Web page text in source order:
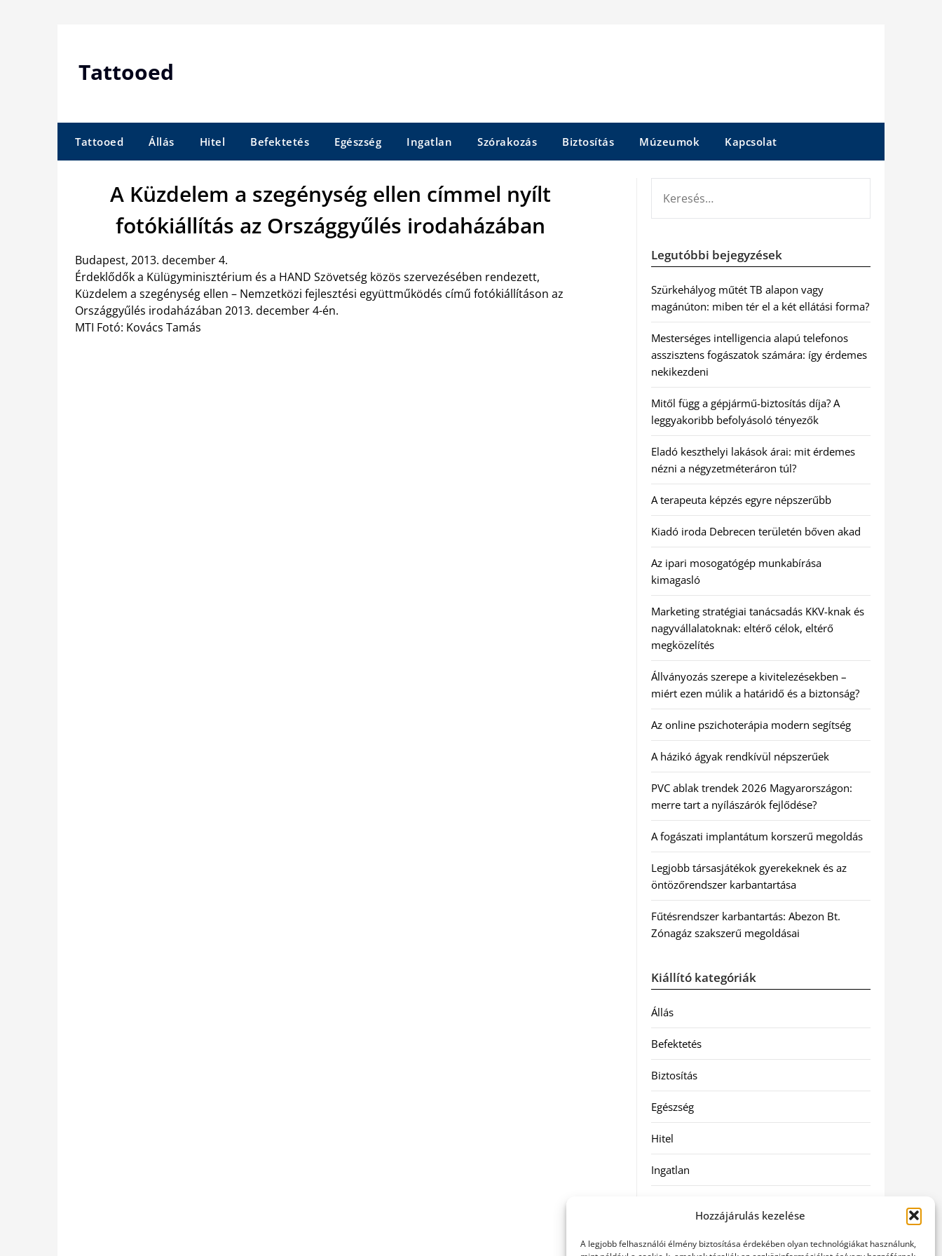
Hozzájárulás kezelése
A legjobb felhasználói élmény biztosítása érdekében olyan technológiákat használunk,
Tattooed
Tattooed Állás Hitel Befektetés Egészség Ingatlan Szórakozás Biztosítás Múzeumok Kapcsolat
A Küzdelem a szegénység ellen címmel nyílt
fotókiállítás az Országgyűlés irodaházában
Budapest, 2013. december 4.
Érdeklődők a Külügyminisztérium és a HAND Szövetség közös szervezésében rendezett,
Küzdelem a szegénység ellen – Nemzetközi fejlesztési együttműködés című fotókiállításon az
Országgyűlés irodaházában 2013. december 4-én.
MTI Fotó: Kovács Tamás
Legutóbbi bejegyzések
Szürkehályog műtét TB alapon vagy
magánúton: miben tér el a két ellátási forma?
Mesterséges intelligencia alapú telefonos
asszisztens fogászatok számára: így érdemes
nekikezdeni
Mitől függ a gépjármű-biztosítás díja? A
leggyakoribb befolyásoló tényezők
Eladó keszthelyi lakások árai: mit érdemes
nézni a négyzetméteráron túl?
A terapeuta képzés egyre népszerűbb
Kiadó iroda Debrecen területén bőven akad
Az ipari mosogatógép munkabírása
kimagasló
Marketing stratégiai tanácsadás KKV-knak és
nagyvállalatoknak: eltérő célok, eltérő
megközelítés
Állványozás szerepe a kivitelezésekben –
miért ezen múlik a határidő és a biztonság?
Az online pszichoterápia modern segítség
A házikó ágyak rendkívül népszerűek
PVC ablak trendek 2026 Magyarországon:
merre tart a nyílászárók fejlődése?
A fogászati implantátum korszerű megoldás
Legjobb társasjátékok gyerekeknek és az
öntözőrendszer karbantartása
Fűtésrendszer karbantartás: Abezon Bt.
Zónagáz szakszerű megoldásai
Kiállító kategóriák
Állás
Befektetés
Biztosítás
Egészség
Hitel
Ingatlan